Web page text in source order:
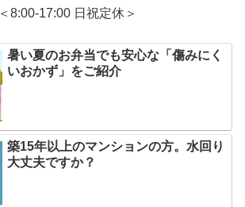
＜8:00-17:00 日祝定休＞
暑い夏のお弁当でも安心な「傷みにく
いおかず」をご紹介
築15年以上のマンションの方。水回り
大丈夫ですか？